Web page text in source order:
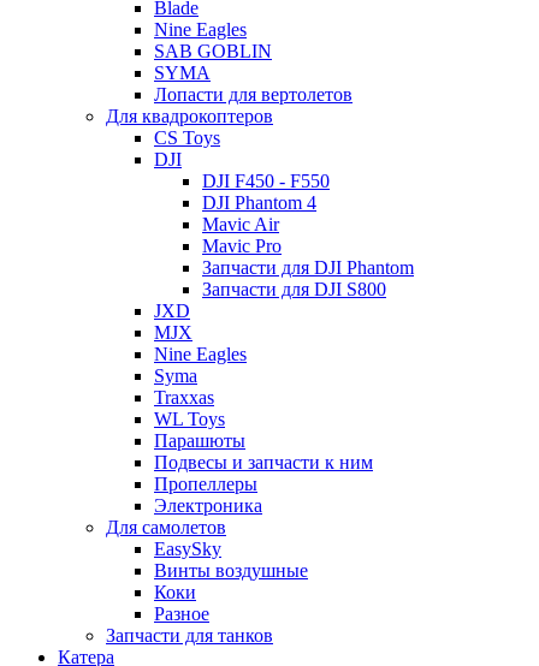
Blade
Nine Eagles
SAB GOBLIN
SYMA
Лопасти для вертолетов
Для квадрокоптеров
CS Toys
DJI
DJI F450 - F550
DJI Phantom 4
Mavic Air
Mavic Pro
Запчасти для DJI Phantom
Запчасти для DJI S800
JXD
MJX
Nine Eagles
Syma
Traxxas
WL Toys
Парашюты
Подвесы и запчасти к ним
Пропеллеры
Электроника
Для самолетов
EasySky
Винты воздушные
Коки
Разное
Запчасти для танков
Катера